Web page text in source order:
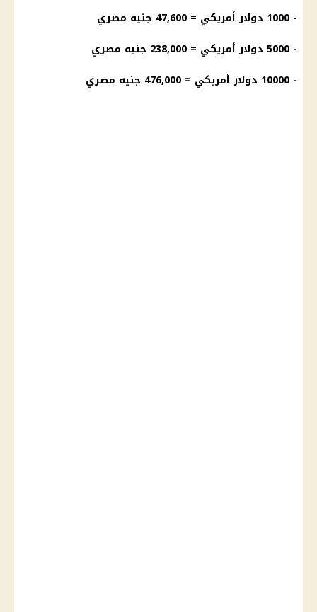
- 1000
دولارأمريكي = 47,600 جنيه مصري
- 5000
دولارأمريكي = 238,000 جنيه مصري
- 10000
دولارأمريكي = 476,000 جنيه مصري